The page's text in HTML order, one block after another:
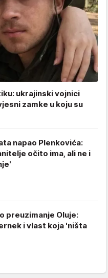
ukrajinski vojnici
zamke u koju su
napao Plenkovića:
očito ima, ali ne i
preuzimanje Oluje:
i vlast koja 'ništa